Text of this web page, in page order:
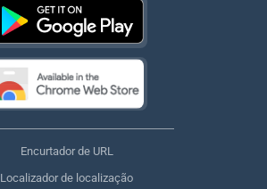
Encurtador de URL
Localizador de localização